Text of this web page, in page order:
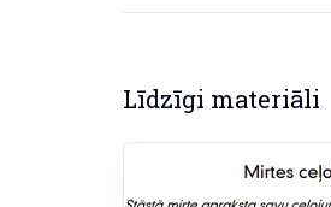
Līdzīgi materiāli